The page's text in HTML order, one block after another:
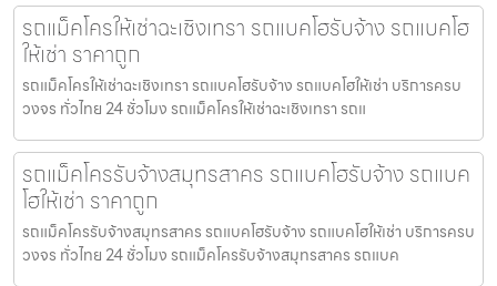
รถแม็คโครให้เช่าฉะเชิงเทรา รถแบคโฮรับจ้าง รถแบคโฮ
ให้เช่า ราคาถูก
รถแม็คโครให้เช่าฉะเชิงเทรา รถแบคโฮรับจ้าง รถแบคโฮให้เช่า บริการครบ
วงจร ทั่วไทย 24 ชั่วโมง รถแม็คโครให้เช่าฉะเชิงเทรา รถแ
รถแม็คโครรับจ้างสมุทรสาคร รถแบคโฮรับจ้าง รถแบค
โฮให้เช่า ราคาถูก
รถแม็คโครรับจ้างสมุทรสาคร รถแบคโฮรับจ้าง รถแบคโฮให้เช่า บริการครบ
วงจร ทั่วไทย 24 ชั่วโมง รถแม็คโครรับจ้างสมุทรสาคร รถแบค